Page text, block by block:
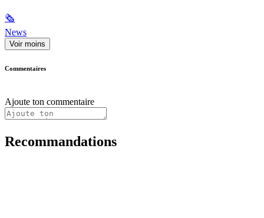
🗞
News
Voir moins
Commentaires
Ajoute ton commentaire
Recommandations